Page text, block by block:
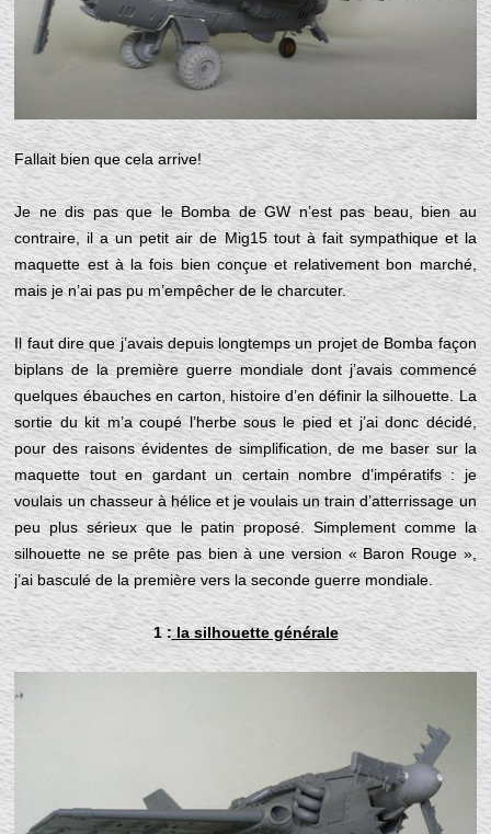
Fallait bien que cela arrive!
Je ne dis pas que le Bomba de GW n’est pas beau, bien au
contraire, il a un petit air de Mig15 tout à fait sympathique et la
maquette est à la fois bien conçue et relativement bon marché,
mais je n’ai pas pu m’empêcher de le charcuter.
Il faut dire que j’avais depuis longtemps un projet de Bomba façon
biplans de la première guerre mondiale dont j’avais commencé
quelques ébauches en carton, histoire d’en définir la silhouette. La
sortie du kit m’a coupé l’herbe sous le pied et j’ai donc décidé,
pour des raisons évidentes de simplification, de me baser sur la
maquette tout en gardant un certain nombre d’impératifs : je
voulais un chasseur à hélice et je voulais un train d’atterrissage un
peu plus sérieux que le patin proposé. Simplement comme la
silhouette ne se prête pas bien à une version « Baron Rouge »,
j’ai basculé de la première vers la seconde guerre mondiale.
1 :la silhouette générale